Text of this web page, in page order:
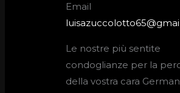
Email
Le nostre più sentite
condoglianze per la
della vostra cara